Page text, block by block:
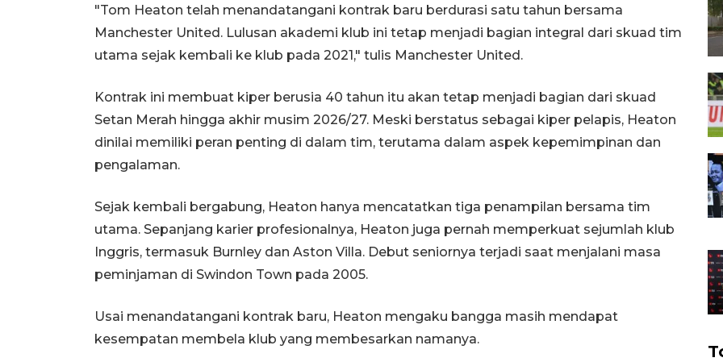
"Tom Heaton telah menandatangani kontrak baru berdurasi satu tahun bersama
Manchester United. Lulusan akademi klub ini tetap menjadi bagian integral dari skuad tim
utama sejak kembali ke klub pada 2021," tulis Manchester United.
Kontrak ini membuat kiper berusia 40 tahun itu akan tetap menjadi bagian dari skuad
Setan Merah hingga akhir musim 2026/27. Meski berstatus sebagai kiper pelapis, Heaton
dinilai memiliki peran penting di dalam tim, terutama dalam aspek kepemimpinan dan
pengalaman.
Sejak kembali bergabung, Heaton hanya mencatatkan tiga penampilan bersama tim
utama. Sepanjang karier profesionalnya, Heaton juga pernah memperkuat sejumlah klub
Inggris, termasuk Burnley dan Aston Villa. Debut seniornya terjadi saat menjalani masa
peminjaman di Swindon Town pada 2005.
Usai menandatangani kontrak baru, Heaton mengaku bangga masih mendapat
kesempatan membela klub yang membesarkan namanya.